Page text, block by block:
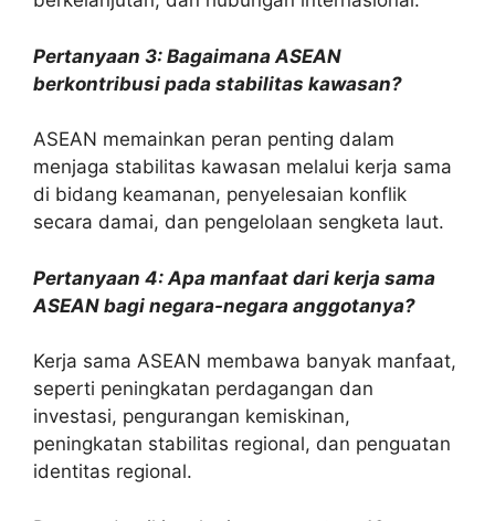
Pertanyaan 3: Bagaimana ASEAN
berkontribusi pada stabilitas kawasan?
ASEAN memainkan peran penting dalam
menjaga stabilitas kawasan melalui kerja sama
di bidang keamanan, penyelesaian konflik
secara damai, dan pengelolaan sengketa laut.
Pertanyaan 4: Apa manfaat dari kerja sama
ASEAN bagi negara-negara anggotanya?
Kerja sama ASEAN membawa banyak manfaat,
seperti peningkatan perdagangan dan
investasi, pengurangan kemiskinan,
peningkatan stabilitas regional, dan penguatan
identitas regional.